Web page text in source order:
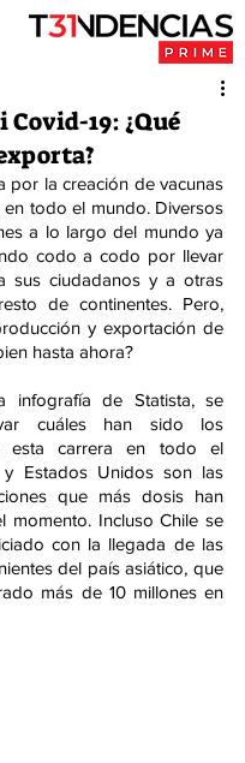
Covid-19: ¿Qué
por la creación de vacunas
en todo el mundo. Diversos
a lo largo del mundo ya
codo a codo por llevar
sus ciudadanos y a otras
de continentes. Pero,
y exportación de
hasta ahora?
infografía de Statista, se
cuáles han sido los
esta carrera en todo el
y Estados Unidos son las
que más dosis han
momento. Incluso Chile se
con la llegada de las
del país asiático, que
más de 10 millones en